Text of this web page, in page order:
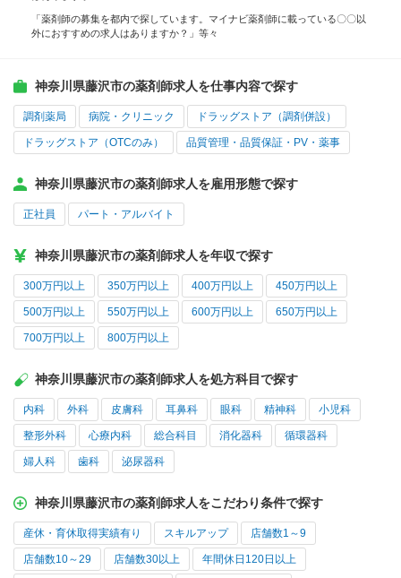
「薬剤師の募集を都内で探しています。マイナビ薬剤師に載っている〇〇以
外におすすめの求人はありますか？」等々
神奈川県藤沢市の薬剤師求人を仕事内容で探す
調剤薬局 病院・クリニック ドラッグストア（調剤併設）
ドラッグストア（OTCのみ） 品質管理・品質保証・PV・薬事
神奈川県藤沢市の薬剤師求人を雇用形態で探す
正社員 パート・アルバイト
神奈川県藤沢市の薬剤師求人を年収で探す
300万円以上 350万円以上 400万円以上 450万円以上
500万円以上 550万円以上 600万円以上 650万円以上
700万円以上 800万円以上
神奈川県藤沢市の薬剤師求人を処方科目で探す
内科 外科 皮膚科 耳鼻科 眼科 精神科 小児科
整形外科 心療内科 総合科目 消化器科 循環器科
婦人科 歯科 泌尿器科
神奈川県藤沢市の薬剤師求人をこだわり条件で探す
産休・育休取得実績有り スキルアップ 店舗数1～9
店舗数10～29 店舗数30以上 年間休日120日以上